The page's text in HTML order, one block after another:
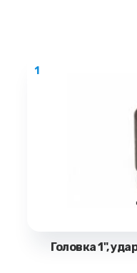
1
Головка 1",